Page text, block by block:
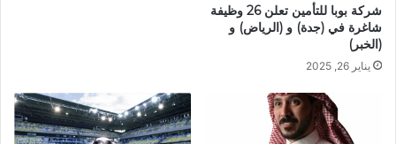
شركة بوبا للتأمين تعلن 26 وظيفة
شاغرة في (جدة) و (الرياض) و
(الخبر)
يناير 26, 2025